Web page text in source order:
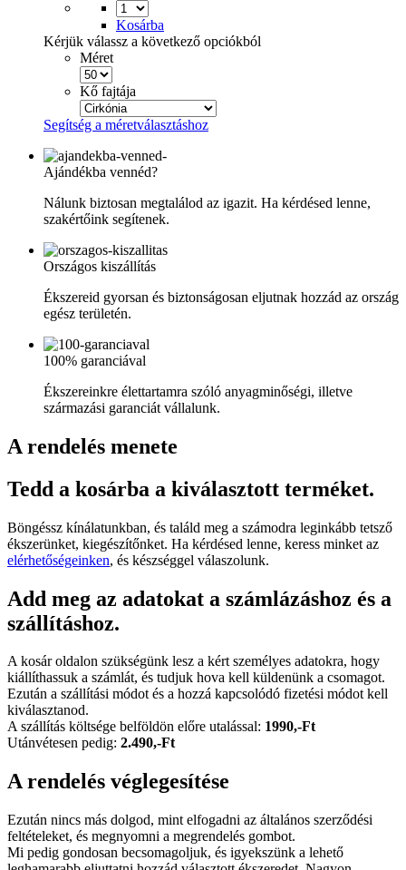
Kosárba
Kérjük válassz a következő opciókból
Méret
Kő fajtája
Segítség a méretválasztáshoz
Ajándékba vennéd?
Nálunk biztosan megtalálod az igazit. Ha kérdésed lenne,
szakértőink segítenek.
Országos kiszállítás
Ékszereid gyorsan és biztonságosan eljutnak hozzád az ország
egész területén.
100% garanciával
Ékszereinkre élettartamra szóló anyagminőségi, illetve
származási garanciát vállalunk.
A rendelés menete
Tedd a kosárba a kiválasztott terméket.
Böngéssz kínálatunkban, és találd meg a számodra leginkább tetsző
ékszerünket, kiegészítőnket. Ha kérdésed lenne, keress minket az
elérhetőségeinken, és készséggel válaszolunk.
Add meg az adatokat a számlázáshoz és a
szállításhoz.
A kosár oldalon szükségünk lesz a kért személyes adatokra, hogy
kiállíthassuk a számlát, és tudjuk hova kell küldenünk a csomagot.
Ezután a szállítási módot és a hozzá kapcsolódó fizetési módot kell
kiválasztanod.
A szállítás költsége belföldön előre utalással: 1990,-Ft
Utánvétesen pedig: 2.490,-Ft
A rendelés véglegesítése
Ezután nincs más dolgod, mint elfogadni az általános szerződési
feltételeket, és megnyomni a megrendelés gombot.
Mi pedig gondosan becsomagoljuk, és igyekszünk a lehető